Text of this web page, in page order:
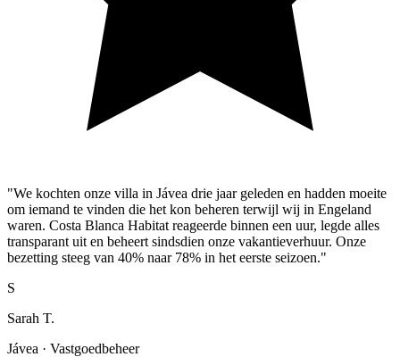
"We kochten onze villa in Jávea drie jaar geleden en hadden moeite
om iemand te vinden die het kon beheren terwijl wij in Engeland
waren. Costa Blanca Habitat reageerde binnen een uur, legde alles
transparant uit en beheert sindsdien onze vakantieverhuur. Onze
bezetting steeg van 40% naar 78% in het eerste seizoen."
S
Sarah T.
Jávea · Vastgoedbeheer